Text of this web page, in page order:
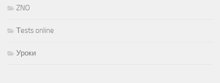
ZNO
Тests online
Уроки